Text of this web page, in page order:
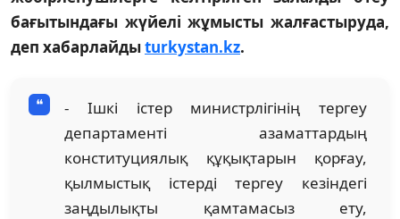
бағытындағы жүйелі жұмысты жалғастыруда,
деп хабарлайдыturkystan.kz.
- Ішкі істер министрлігінің тергеу
департаменті азаматтардың
конституциялық құқықтарын қорғау,
қылмыстық істерді тергеу кезіндегі
заңдылықты қамтамасыз ету,